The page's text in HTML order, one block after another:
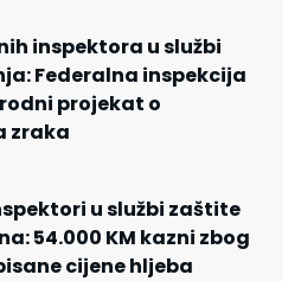
inspektora u službi
Federalna inspekcija
projekat o
zraka
u službi zaštite
54.000 KM kazni zbog
cijene hljeba